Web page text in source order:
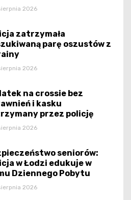
2026
zatrzymała
parę oszustów z
2026
na crossie bez
i kasku
przez policję
2026
seniorów:
w Łodzi edukuje w
Dziennego Pobytu
2026